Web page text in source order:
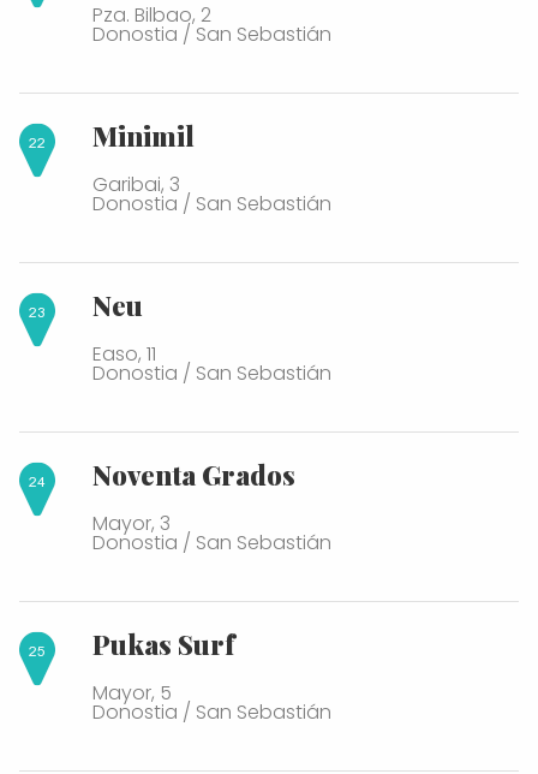
Pza. Bilbao, 2
Donostia / San Sebastián
Minimil
Garibai, 3
Donostia / San Sebastián
Neu
Easo, 11
Donostia / San Sebastián
Noventa Grados
Mayor, 3
Donostia / San Sebastián
Pukas Surf
Mayor, 5
Donostia / San Sebastián